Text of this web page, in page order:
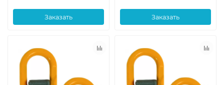
Заказать Заказать